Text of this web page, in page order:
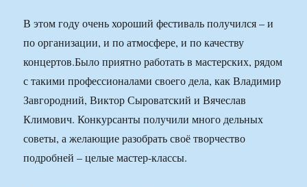
В этом году очень хороший фестиваль получился – и
по организации, и по атмосфере, и по качеству
концертов.Было приятно работать в мастерских, рядом
с такими профессионалами своего дела, как Владимир
Завгородний, Виктор Сыроватский и Вячеслав
Климович. Конкурсанты получили много дельных
советы, а желающие разобрать своё творчество
подробней – целые мастер-классы.